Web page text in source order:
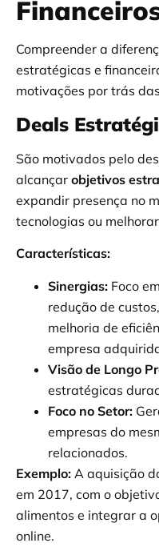
Compreender a
estratégicas e
motivações por trás
Deals
São motivados pelo
alcançar objetivos
expandir presença no
tecnologias ou
Características:
Sinergias: Foco
redução de
melhoria de
empresa
Visão de Longo
estratégicas
Foco no Setor:
empresas do
relacionados.
Exemplo: A aquisição
em 2017, com o
alimentos e integrar a
online.